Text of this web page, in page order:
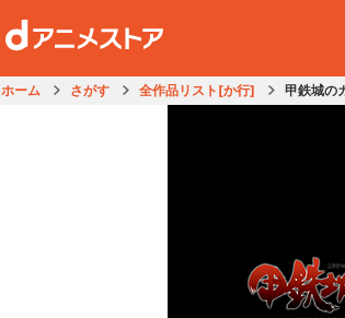
ホーム さがす 全作品リスト[か行] 甲鉄城の